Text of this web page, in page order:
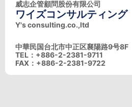
威志企管顧問股份有限公司
ワイズコンサルティング
Y's consulting.co.,ltd
中華民国台北市中正区襄陽路9号8F
TEL：+886-2-2381-9711
FAX：+886-2-2381-9722